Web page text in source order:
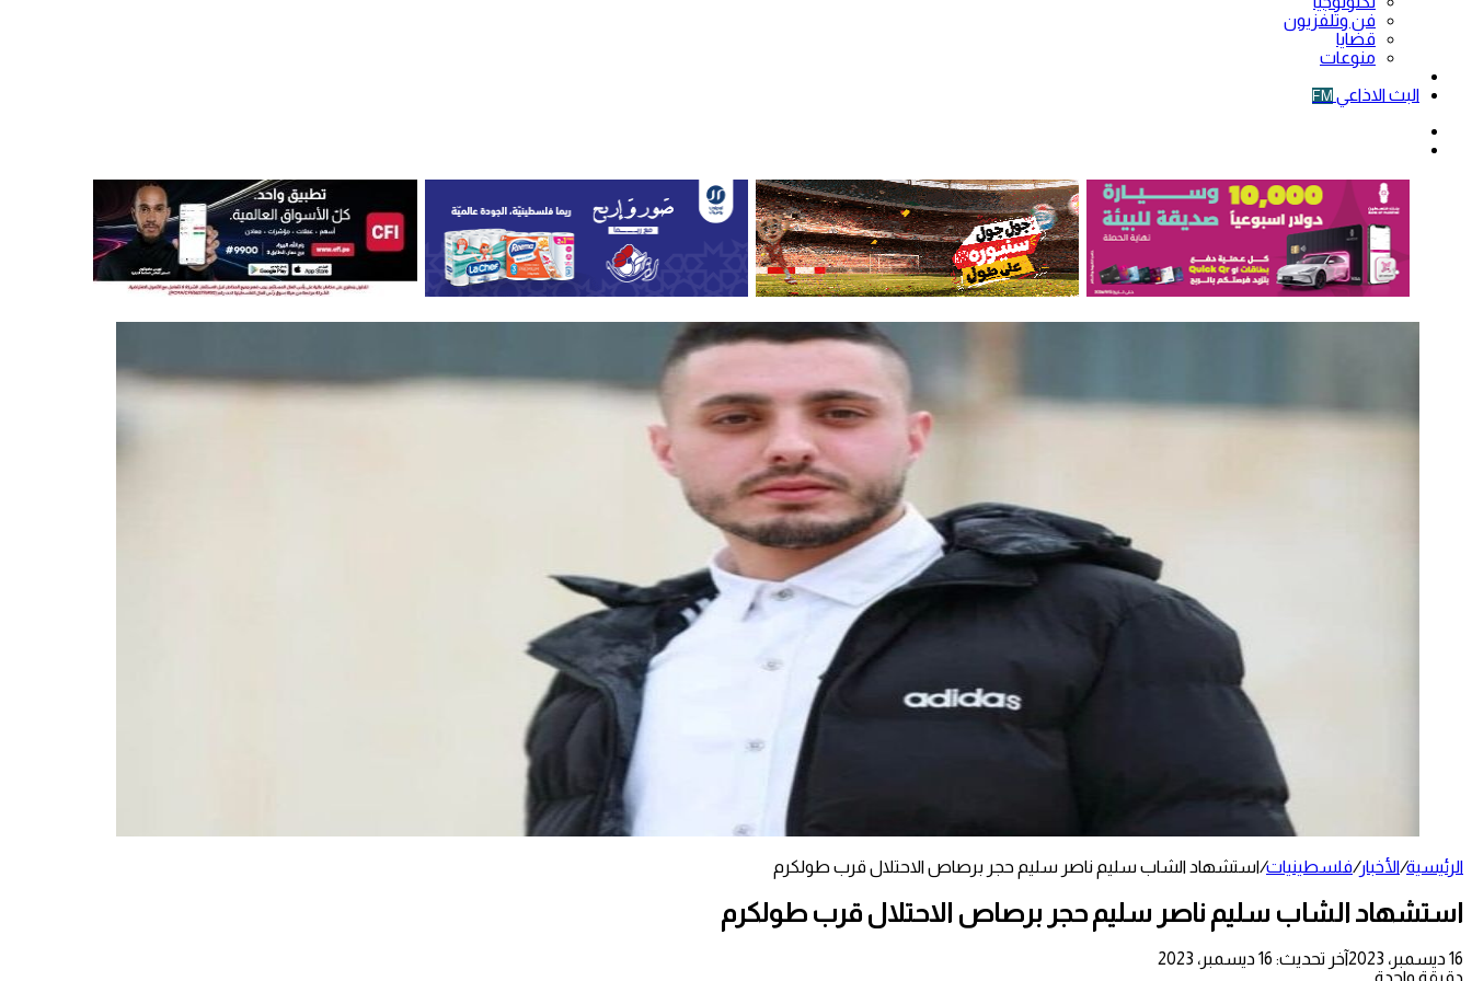
فن وتلفزيون
قضايا
منوعات
البث الاذاعي FM
الرئيسية/الأخبار/فلسطينيات/استشهاد الشاب سليم ناصر سليم حجر برصاص الاحتلال قرب طولكرم
استشهاد الشاب سليم ناصر سليم حجر برصاص الاحتلال قرب طولكرم
16 ديسمبر، 2023
آخر تحديث: 16 ديسمبر، 2023